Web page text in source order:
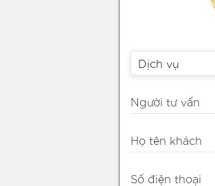
Dịch vụ
Người tư vấn
Họ tên khách
Số điện thoại